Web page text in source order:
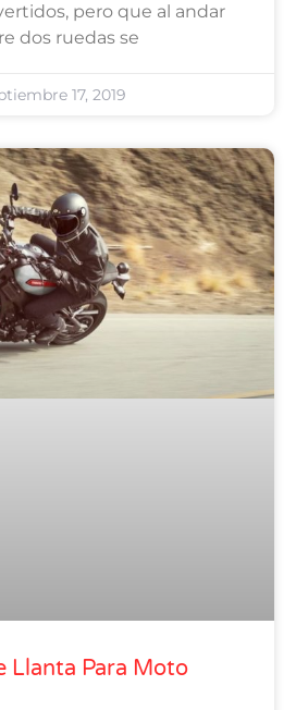
pero que al andar
dos ruedas se
17, 2019
Llanta Para Moto